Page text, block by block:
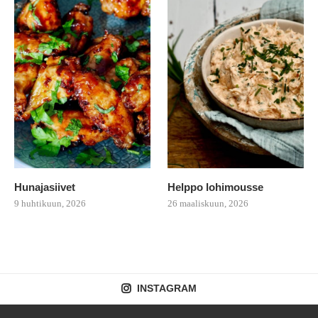
Hunajasiivet
9 huhtikuun, 2026
Helppo lohimousse
26 maaliskuun, 2026
INSTAGRAM